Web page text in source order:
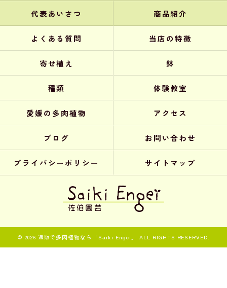
代表あいさつ 商品紹介
よくある質問 当店の特徴
寄せ植え 鉢
種類 体験教室
愛媛の多肉植物 アクセス
ブログ お問い合わせ
プライバシーポリシー サイトマップ
© 2026 通販で多肉植物なら「Saiki Engei」 ALL RIGHTS RESERVED.